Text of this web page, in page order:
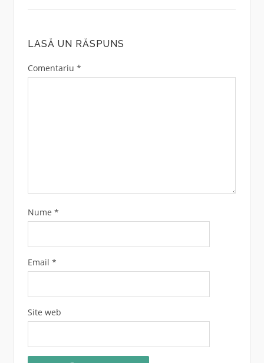
LASĂ UN RĂSPUNS
Comentariu *
Nume *
Email *
Site web